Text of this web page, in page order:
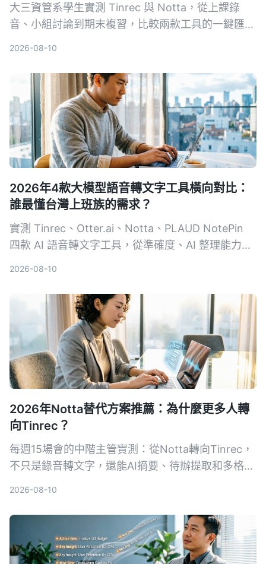
大三資管系學生實測 Tinrec 與 Notta，從上課錄
音、小組討論到期末複習，比較兩款工具的一鍵匯出
2026-08-10
2026年4款大模型語音轉文字工具橫向對比：
誰最懂台灣上班族的需求？
實測 Tinrec、Otter.ai、Notta、PLAUD NotePin
四款 AI 語音轉文字工具，從準確度、AI 整理能力、
2026-08-10
2026年Notta替代方案推薦：為什麼更多人轉
向Tinrec？
每週15場會的中階主管實測：從Notta轉向Tinrec，
不只是錄音轉文字，還能AI摘要、待辦提取和多格式
2026-08-10